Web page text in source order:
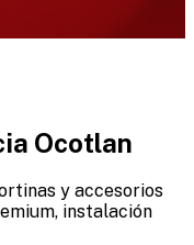
Ocotlan
y accesorios
instalación